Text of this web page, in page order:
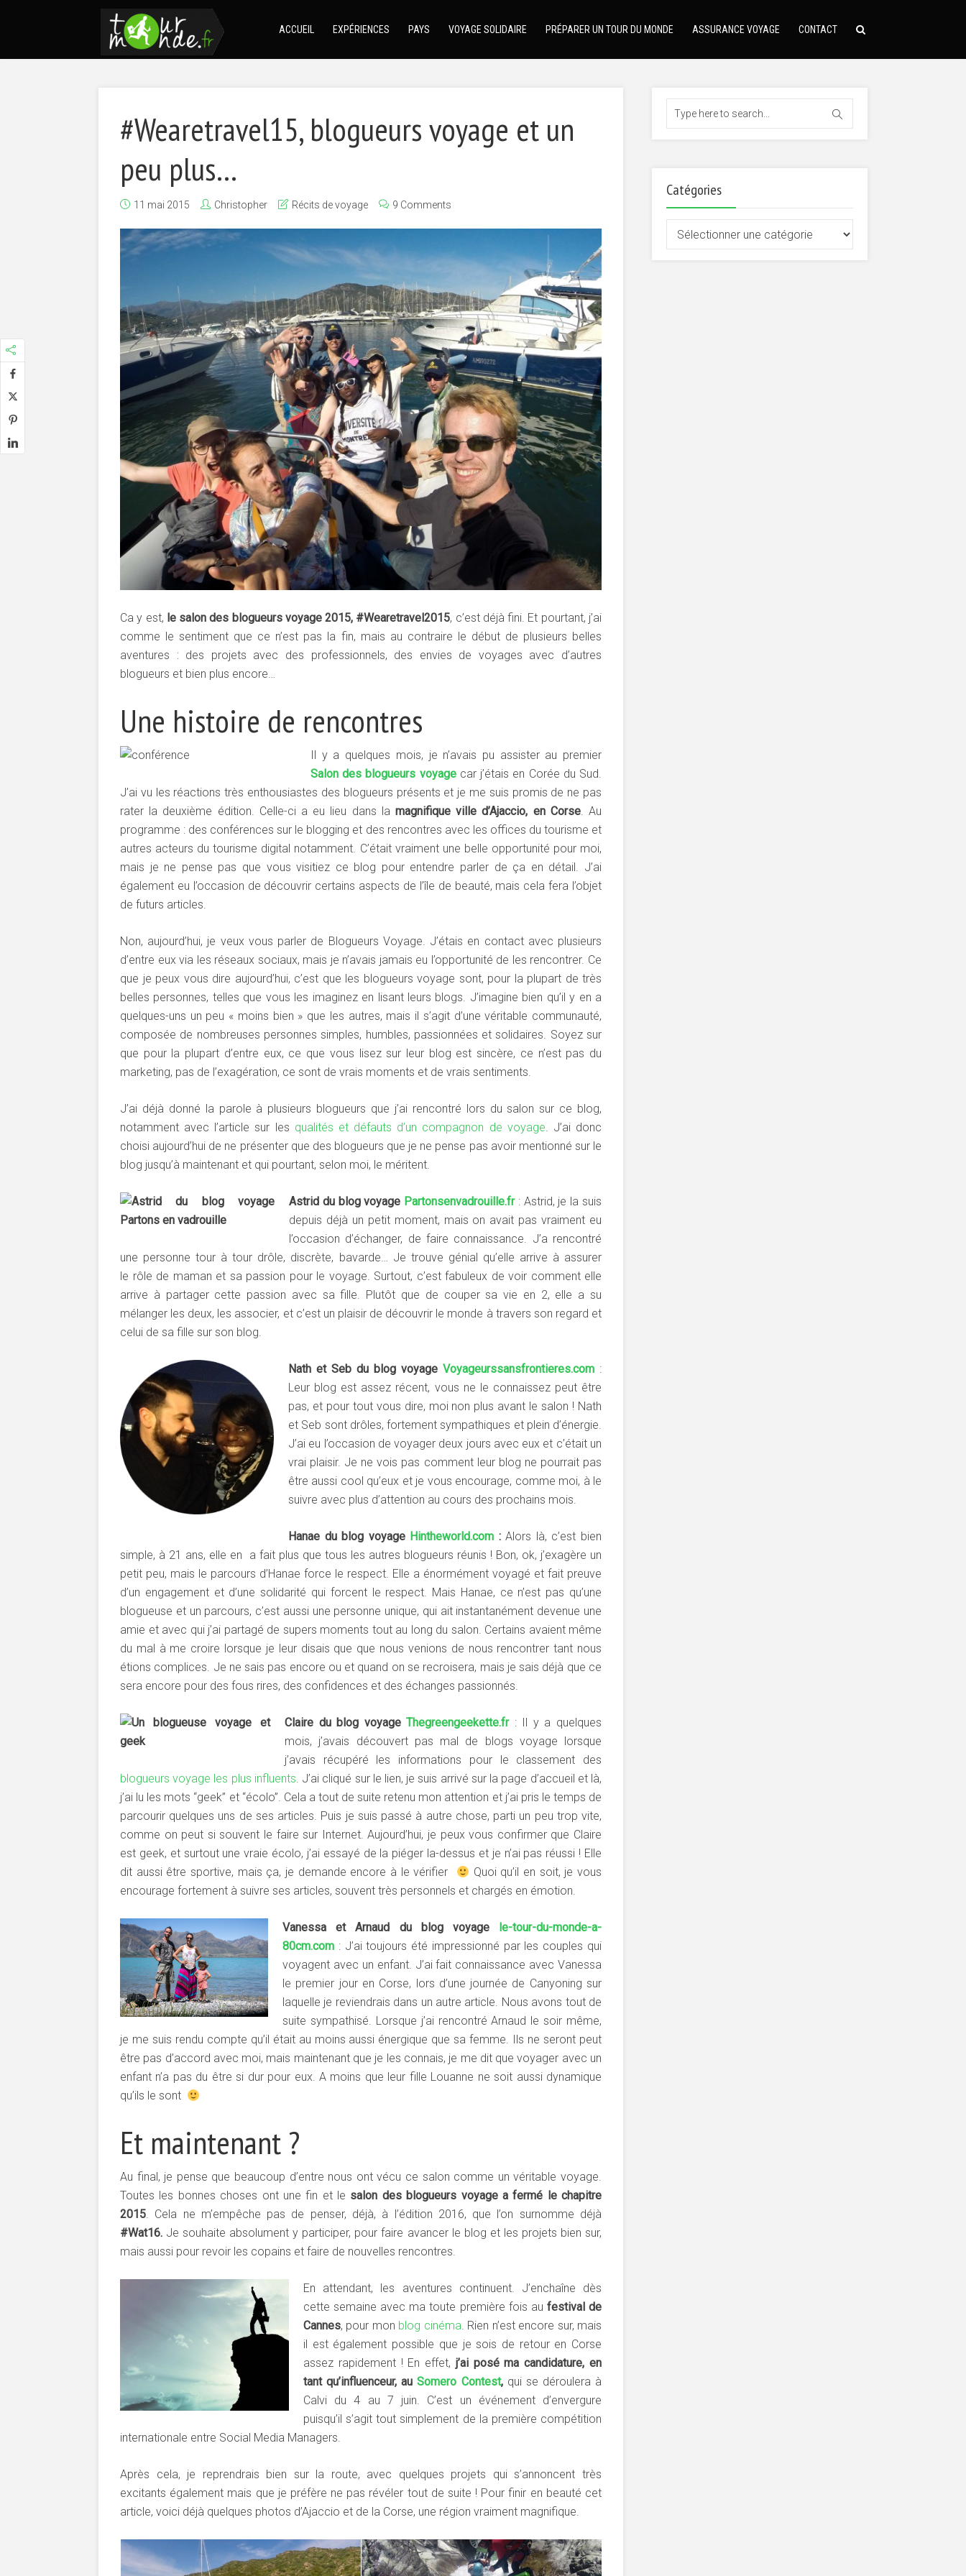
ACCUEIL EXPÉRIENCES PAYS VOYAGE SOLIDAIRE PRÉPARER UN TOUR DU MONDE ASSURANCE VOYAGE CONTACT
#Wearetravel15, blogueurs voyage et un
peu plus…
11 mai 2015 Christopher Récits de voyage 9 Comments
Ca y est, le salon des blogueurs voyage 2015, #Wearetravel2015, c’est déjà fini. Et pourtant, j’ai
comme le sentiment que ce n’est pas la fin, mais au contraire le début de plusieurs belles
aventures : des projets avec des professionnels, des envies de voyages avec d’autres
blogueurs et bien plus encore…
Une histoire de rencontres
Il y a quelques mois, je n’avais pu assister au premier
Salon des blogueurs voyagecar j’étais en Corée du Sud.
J’ai vu les réactions très enthousiastes des blogueurs présents et je me suis promis de ne pas
rater la deuxième édition. Celle-ci a eu lieu dans la magnifique ville d’Ajaccio, en Corse. Au
programme : des conférences sur le blogging et des rencontres avec les offices du tourisme et
autres acteurs du tourisme digital notamment. C’était vraiment une belle opportunité pour moi,
mais je ne pense pas que vous visitiez ce blog pour entendre parler de ça en détail. J’ai
également eu l’occasion de découvrir certains aspects de l’île de beauté, mais cela fera l’objet
de futurs articles.
Non, aujourd’hui, je veux vous parler de Blogueurs Voyage. J’étais en contact avec plusieurs
d’entre eux via les réseaux sociaux, mais je n’avais jamais eu l’opportunité de les rencontrer. Ce
que je peux vous dire aujourd’hui, c’est que les blogueurs voyage sont, pour la plupart de très
belles personnes, telles que vous les imaginez en lisant leurs blogs. J’imagine bien qu’il y en a
quelques-uns un peu « moins bien » que les autres, mais il s’agit d’une véritable communauté,
composée de nombreuses personnes simples, humbles, passionnées et solidaires. Soyez sur
que pour la plupart d’entre eux, ce que vous lisez sur leur blog est sincère, ce n’est pas du
marketing, pas de l’exagération, ce sont de vrais moments et de vrais sentiments.
J’ai déjà donné la parole à plusieurs blogueurs que j’ai rencontré lors du salon sur ce blog,
notamment avec l’article sur les qualités et défauts d’un compagnon de voyage. J’ai donc
choisi aujourd’hui de ne présenter que des blogueurs que je ne pense pas avoir mentionné sur le
blog jusqu’à maintenant et qui pourtant, selon moi, le méritent.
Astrid du blog voyage Partonsenvadrouille.fr: Astrid, je la suis
depuis déjà un petit moment, mais on avait pas vraiment eu
l’occasion d’échanger, de faire connaissance. J’a rencontré
une personne tour à tour drôle, discrète, bavarde… Je trouve génial qu’elle arrive à assurer
le rôle de maman et sa passion pour le voyage. Surtout, c’est fabuleux de voir comment elle
arrive à partager cette passion avec sa fille. Plutôt que de couper sa vie en 2, elle a su
mélanger les deux, les associer, et c’est un plaisir de découvrir le monde à travers son regard et
celui de sa fille sur son blog.
Nath et Seb du blog voyage Voyageurssansfrontieres.com :
Leur blog est assez récent, vous ne le connaissez peut être
pas, et pour tout vous dire, moi non plus avant le salon ! Nath
et Seb sont drôles, fortement sympathiques et plein d’énergie.
J’ai eu l’occasion de voyager deux jours avec eux et c’était un
vrai plaisir. Je ne vois pas comment leur blog ne pourrait pas
être aussi cool qu’eux et je vous encourage, comme moi, à le
suivre avec plus d’attention au cours des prochains mois.
Hanae du blog voyage Hintheworld.com :Alors là, c’est bien
simple, à 21 ans, elle en a fait plus que tous les autres blogueurs réunis ! Bon, ok, j’exagère un
petit peu, mais le parcours d’Hanae force le respect. Elle a énormément voyagé et fait preuve
d’un engagement et d’une solidarité qui forcent le respect. Mais Hanae, ce n’est pas qu’une
blogueuse et un parcours, c’est aussi une personne unique, qui ait instantanément devenue une
amie et avec qui j’ai partagé de supers moments tout au long du salon. Certains avaient même
du mal à me croire lorsque je leur disais que que nous venions de nous rencontrer tant nous
étions complices. Je ne sais pas encore ou et quand on se recroisera, mais je sais déjà que ce
sera encore pour des fous rires, des confidences et des échanges passionnés.
Claire du blog voyageThegreengeekette.fr : Il y a quelques
mois, j’avais découvert pas mal de blogs voyage lorsque
j’avais récupéré les informations pour le classement des
blogueurs voyage les plus influents. J’ai cliqué sur le lien, je suis arrivé sur la page d’accueil et là,
j’ai lu les mots “geek” et “écolo”. Cela a tout de suite retenu mon attention et j’ai pris le temps de
parcourir quelques uns de ses articles. Puis je suis passé à autre chose, parti un peu trop vite,
comme on peut si souvent le faire sur Internet. Aujourd’hui, je peux vous confirmer que Claire
est geek, et surtout une vraie écolo, j’ai essayé de la piéger la-dessus et je n’ai pas réussi ! Elle
dit aussi être sportive, mais ça, je demande encore à le vérifier
Quoi qu’il en soit, je vous
encourage fortement à suivre ses articles, souvent très personnels et chargés en émotion.
Vanessa et Arnaud du blog voyage
le-tour-du-monde-a-
80cm.com : J’ai toujours été impressionné par les couples qui
voyagent avec un enfant. J’ai fait connaissance avec Vanessa
le premier jour en Corse, lors d’une journée de Canyoning sur
laquelle je reviendrais dans un autre article. Nous avons tout de
suite sympathisé. Lorsque j’ai rencontré Arnaud le soir même,
je me suis rendu compte qu’il était au moins aussi énergique que sa femme. Ils ne seront peut
être pas d’accord avec moi, mais maintenant que je les connais, je me dit que voyager avec un
enfant n’a pas du être si dur pour eux. A moins que leur fille Louanne ne soit aussi dynamique
qu’ils le sont
Et maintenant ?
Au final, je pense que beaucoup d’entre nous ont vécu ce salon comme un véritable voyage.
Toutes les bonnes choses ont une fin et le salon des blogueurs voyage a fermé le chapitre
2015. Cela ne m’empêche pas de penser, déjà, à l’édition 2016, que l’on surnomme déjà
#Wat16. Je souhaite absolument y participer, pour faire avancer le blog et les projets bien sur,
mais aussi pour revoir les copains et faire de nouvelles rencontres.
En attendant, les aventures continuent. J’enchaîne dès
cette semaine avec ma toute première fois au festival de
Cannes, pour mon blog cinéma. Rien n’est encore sur, mais
il est également possible que je sois de retour en Corse
assez rapidement ! En effet, j’ai posé ma candidature, en
tant qu’influenceur, auSomero Contest,qui se déroulera à
Calvi du 4 au 7 juin. C’est un événement d’envergure
puisqu’il s’agit tout simplement de la première compétition
internationale entre Social Media Managers.
Après cela, je reprendrais bien sur la route, avec quelques projets qui s’annoncent très
excitants également mais que je préfère ne pas révéler tout de suite ! Pour finir en beauté cet
article, voici déjà quelques photos d’Ajaccio et de la Corse, une région vraiment magnifique.
Catégories